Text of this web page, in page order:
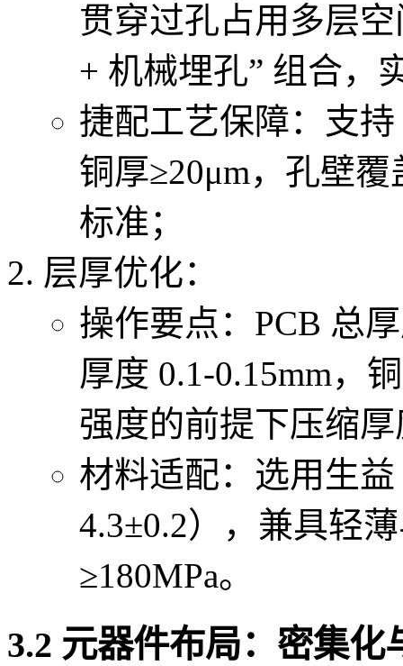
贯穿过孔占用多层
+ 机械埋孔” 组合，
捷配工艺保障：支
铜厚≥20μm，孔壁
标准；
层厚优化：
操作要点：PCB 总
厚度 0.1-0.15mm，
强度的前提下压缩
材料适配：选用生
4.3±0.2），兼具轻
≥180MPa。
3.2 元器件布局：密集化